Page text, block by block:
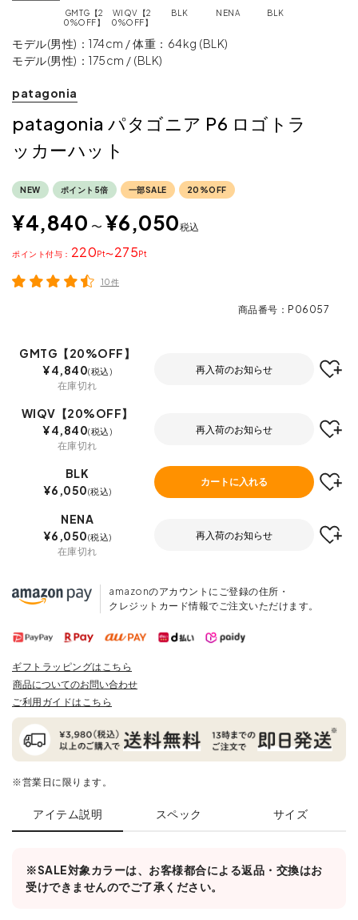
GMTG【2
0%OFF】
WIQV【2
0%OFF】
BLK NENA BLK
モデル(男性)：174cm / 体重：64kg (BLK)
モデル(男性)：175cm / (BLK)
patagonia
patagonia パタゴニア P6 ロゴトラ
ッカーハット
NEW ポイント5倍 一部SALE 20%OFF
¥4,840 〜 ¥6,050税込
220 〜275
ポイント
10件
商品番号 P06057
GMTG【20%OFF】
¥4,840 税込
在庫切れ
再入荷のお知らせ
WIQV【20%OFF】
¥4,840 税込
在庫切れ
再入荷のお知らせ
BLK
¥6,050 税込
カートに入れる
NENA
¥6,050 税込
在庫切れ
再入荷のお知らせ
amazonのアカウントにご登録の住所・
クレジットカード情報でご注文いただけます。
ギフトラッピングはこちら
商品についてのお問い合わせ
ご利用ガイドはこちら
※営業日に限ります。
アイテム説明 スペック サイズ
※SALE対象カラーは、お客様都合による返品・交換はお
受けできませんのでご了承ください。